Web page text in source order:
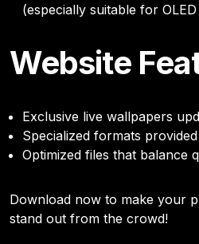
(especially suitable for
Website
Exclusive live wallpapers
Specialized formats
Optimized files that balance
Download now to make your
stand out from the crowd!